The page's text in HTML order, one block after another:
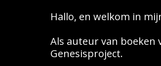
Hallo, en welkom in
Als auteur van
Genesisproject.